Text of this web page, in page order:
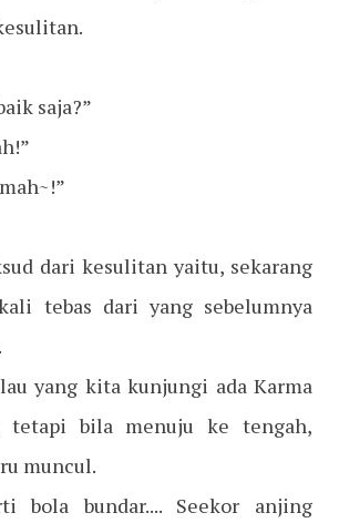
saja?”
dari kesulitan yaitu, sekarang
tebas dari yang sebelumnya
yang kita kunjungi ada Karma
tetapi bila menuju ke tengah,
muncul.
bola bundar.... Seekor anjing